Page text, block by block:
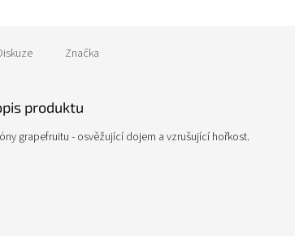
Značka
produktu
grapefruitu - osvěžující dojem a vzrušující hořkost.